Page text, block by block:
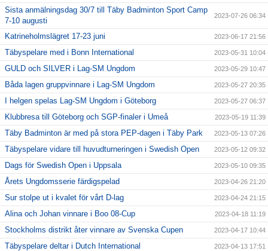
Sista anmälningsdag 30/7 till Täby Badminton Sport Camp
7-10 augusti
2023-07-26 06:34
Katrineholmslägret 17-23 juni 2023-06-17 21:56
Täbyspelare med i Bonn International 2023-05-31 10:04
GULD och SILVER i Lag-SM Ungdom 2023-05-29 10:47
Båda lagen gruppvinnare i Lag-SM Ungdom 2023-05-27 20:35
I helgen spelas Lag-SM Ungdom i Göteborg 2023-05-27 06:37
Klubbresa till Göteborg och SGP-finaler i Umeå 2023-05-19 11:39
Täby Badminton är med på stora PEP-dagen i Täby Park 2023-05-13 07:26
Täbyspelare vidare till huvudturneringen i Swedish Open 2023-05-12 09:32
Dags för Swedish Open i Uppsala 2023-05-10 09:35
Årets Ungdomsserie färdigspelad 2023-04-26 21:20
Sur stolpe ut i kvalet för vårt D-lag 2023-04-24 21:15
Alina och Johan vinnare i Boo 08-Cup 2023-04-18 11:19
Stockholms distrikt åter vinnare av Svenska Cupen 2023-04-17 10:44
Täbyspelare deltar i Dutch International 2023-04-13 17:51